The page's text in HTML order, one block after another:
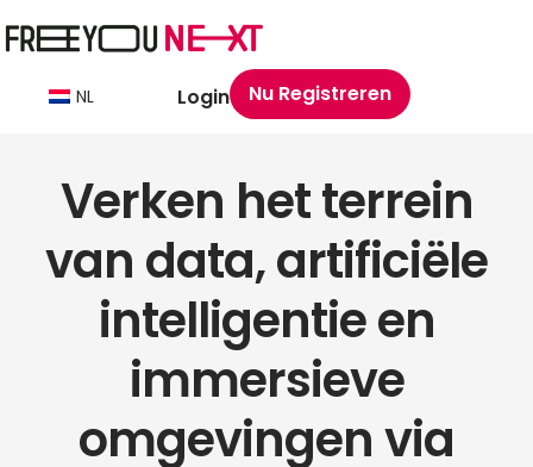
NL Login Nu Registreren
Verken het terrein
van data, artificiële
intelligentie en
immersieve
omgevingen via